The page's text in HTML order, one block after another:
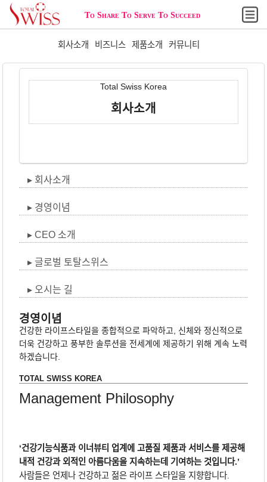
To Share To Serve To Succeed
회원가입
회사소개 비즈니스 제품소개 커뮤니티
Total Swiss Korea
회사소개
회사소개
경영이념
CEO 소개
글로벌 토탈스위스
오시는 길
경영이념
건강한 라이프스타일을 종합적으로 파악하고, 신체와 정신적으로
더욱 건강하고 풍부한 솔루션을 전세계에 제공하기 위해 계속 노력
하겠습니다.
TOTAL SWISS KOREA
Management Philosophy
‘건강기능식품과 이너뷰티 업계에 고품질 제품과 서비스를 제공해
내적 건강과 외적인 아름다움을 지속하는데 기여하는 것입니다.’
사람들은 언제나 건강하고 젊은 라이프 스타일을 지향합니다.